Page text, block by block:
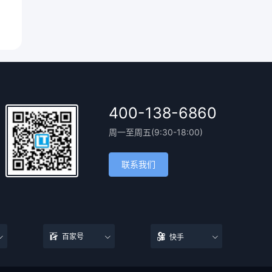
400-138-6860
周一至周五(9:30-18:00)
联系我们
百家号 快手